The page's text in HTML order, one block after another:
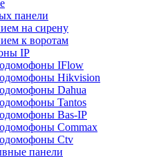
панели
на сирену
к воротам
IP
IFlow
Hikvision
Dahua
Tantos
Bas-IP
Commax
Ctv
панели